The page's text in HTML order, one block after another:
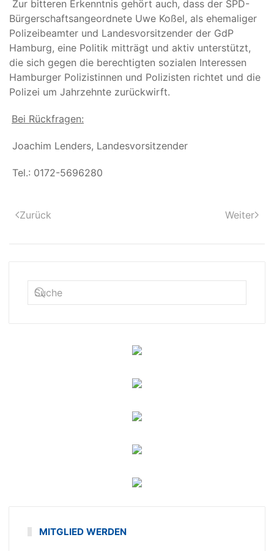
Zur bitteren Erkenntnis gehört auch, dass der SPD-
Bürgerschaftsangeordnete Uwe Koßel, als ehemaliger
Polizeibeamter und Landesvorsitzender der GdP
Hamburg, eine Politik mitträgt und aktiv unterstützt,
die sich gegen die berechtigten sozialen Interessen
Hamburger Polizistinnen und Polizisten richtet und die
Polizei um Jahrzehnte zurückwirft.
Bei Rückfragen:
Joachim Lenders, Landesvorsitzender
Tel.: 0172-5696280
Zurück Weiter
MITGLIED WERDEN